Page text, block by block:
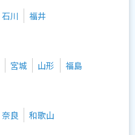
石川 福井
宮城 山形 福島
奈良 和歌山